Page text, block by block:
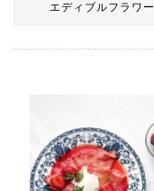
エディブルフラワー